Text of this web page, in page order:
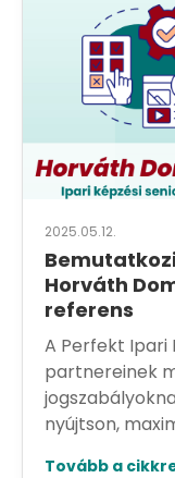
2025.05.12.
Horváth
referens
A Perfekt Ipari
partnereinek
nyújtson,
Tovább a